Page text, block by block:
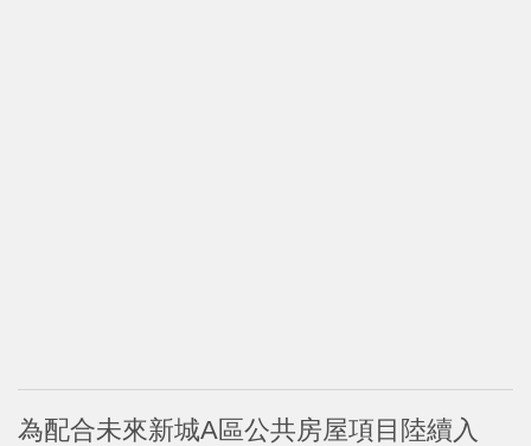
為配合未來新城A區公共房屋項目陸續入